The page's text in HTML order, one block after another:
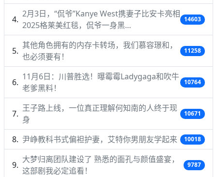
2月3日，“侃爷”Kanye West携妻子比安卡亮相
2025格莱美红毯，侃爷一身黑…
14603
其他角色拥有的内存卡转场，我们慕容璟和，
也必须要有！
11258
11月6日：川普胜选！曝霉霉Ladygaga和吹牛
老爹黑料！
10764
王子路上线，一位真正理解何知南的人终于现
身
10671
尹峥教科书式偏袒护妻，艾特你男朋友学起来 10018
大梦归离团队建设了 熟悉的面孔与颜值盛宴，
这部剧我必定追看！
9787